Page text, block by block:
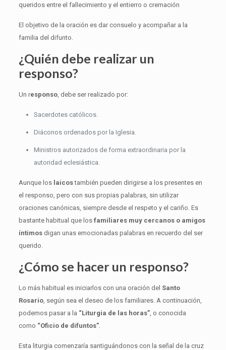
queridos entre el fallecimiento y el entierro o cremación
El objetivo de la oración es dar consuelo y acompañar a la
familia del difunto.
¿Quién debe realizar un
responso?
Un responso, debe ser realizado por:
Sacerdotes católicos.
Diáconos ordenados por la Iglesia.
Ministros autorizados de forma extraordinaria por la
autoridad eclesiástica.
Aunque los laicostambién pueden dirigirse a los presentes en
el responso, pero con sus propias palabras, sin utilizar
oraciones canónicas, siempre desde el respeto y el cariño. Es
bastante habitual que los familiares muy cercanos o amigos
íntimosdigan unas emocionadas palabras en recuerdo del ser
querido.
¿Cómo se hacer un responso?
Lo más habitual es iniciarlos con una oración del Santo
Rosario, según sea el deseo de los familiares. A continuación,
podemos pasar a la “Liturgia de las horas”, o conocida
como “Oficio de difuntos”.
Esta liturgia comenzaría santiguándonos con la señal de la cruz